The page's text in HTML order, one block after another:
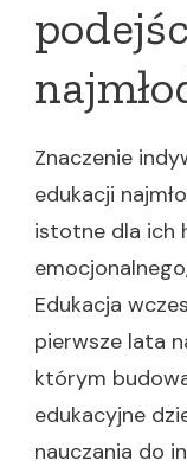
Znaczenie
edukacji
istotne dla ich
Edukacja
pierwsze lata
którym
edukacyjne
nauczania do